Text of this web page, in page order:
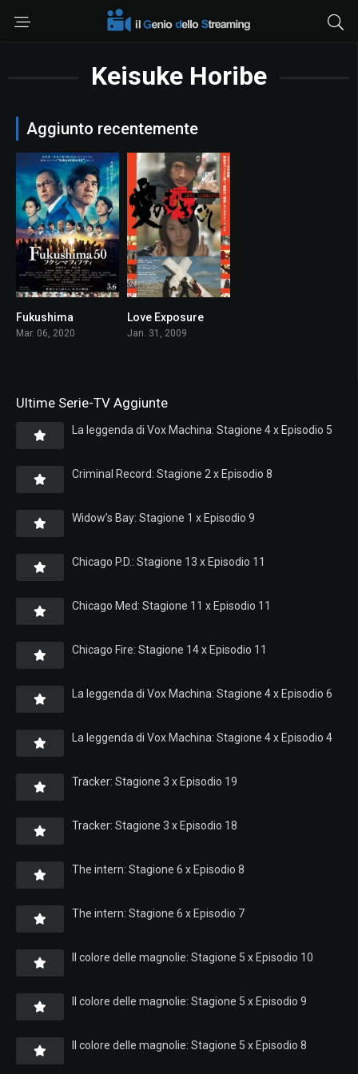
Keisuke Horibe
Aggiunto recentemente
Fukushima
Mar. 06, 2020
Love Exposure
Jan. 31, 2009
Ultime Serie-TV Aggiunte
La leggenda di Vox Machina: Stagione 4 x Episodio 5
Criminal Record: Stagione 2 x Episodio 8
Widow’s Bay: Stagione 1 x Episodio 9
Chicago P.D.: Stagione 13 x Episodio 11
Chicago Med: Stagione 11 x Episodio 11
Chicago Fire: Stagione 14 x Episodio 11
La leggenda di Vox Machina: Stagione 4 x Episodio 6
La leggenda di Vox Machina: Stagione 4 x Episodio 4
Tracker: Stagione 3 x Episodio 19
Tracker: Stagione 3 x Episodio 18
The intern: Stagione 6 x Episodio 8
The intern: Stagione 6 x Episodio 7
Il colore delle magnolie: Stagione 5 x Episodio 10
Il colore delle magnolie: Stagione 5 x Episodio 9
Il colore delle magnolie: Stagione 5 x Episodio 8